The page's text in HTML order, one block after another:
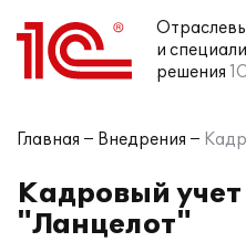
и
решения
Главная Внедрения
Кадровый
"Ланцелот"